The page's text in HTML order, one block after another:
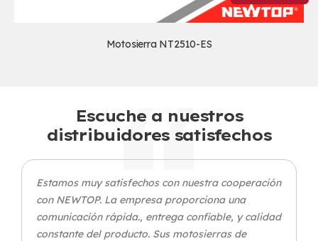
Motosierra NT2510-ES
Escuche a nuestros
distribuidores satisfechos
Estamos muy satisfechos con nuestra cooperación
con NEWTOP. La empresa proporciona una
comunicación rápida., entrega confiable, y calidad
constante del producto. Sus motosierras de